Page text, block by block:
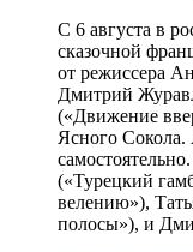
С 6 августа в
сказочной
от режиссера
Дмитрий
(«Движение
Ясного Сокола.
(«Турецкий
велению»),
полосы»), и